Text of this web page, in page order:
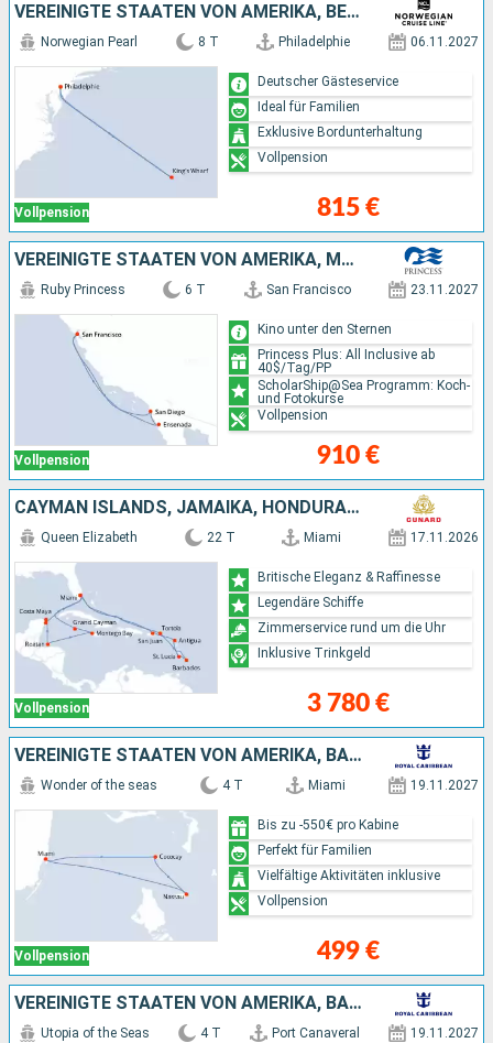
VEREINIGTE STAATEN VON AMERIKA, BERMUDA
Vollpension
Norwegian Pearl 8 T Philadelphie 06.11.2027
815 €
Deutscher Gästeservice
Ideal für Familien
Exklusive Bordunterhaltung
Vollpension
VEREINIGTE STAATEN VON AMERIKA, MEXIKO
Vollpension
Ruby Princess 6 T San Francisco 23.11.2027
910 €
Kino unter den Sternen
Princess Plus: All Inclusive ab
40$/Tag/PP
ScholarShip@Sea Programm: Koch-
und Fotokurse
Vollpension
CAYMAN ISLANDS, JAMAIKA, HONDURAS, MEXIKO, PUERTO RICO, BARBADOS, ANTIGUA UND BARBUDA, SAINT LUCIA, VEREINIGTE STAATEN VON AMERIKA
Vollpension
Queen Elizabeth 22 T Miami 17.11.2026
3 780 €
Britische Eleganz & Raffinesse
Legendäre Schiffe
Zimmerservice rund um die Uhr
Inklusive Trinkgeld
VEREINIGTE STAATEN VON AMERIKA, BAHAMAS
Vollpension
Wonder of the seas 4 T Miami 19.11.2027
499 €
Bis zu -550€ pro Kabine
Perfekt für Familien
Vielfältige Aktivitäten inklusive
Vollpension
VEREINIGTE STAATEN VON AMERIKA, BAHAMAS
Utopia of the Seas 4 T Port Canaveral 19.11.2027